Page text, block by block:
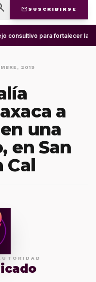
mail SUSCRIBIRSE
consultivo para fortalecer la
2019
a
una
en San
Cal